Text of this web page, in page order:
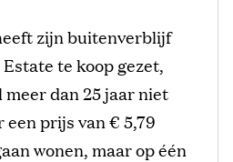
zijn buitenverblijf
te koop gezet,
dan 25 jaar niet
een prijs van € 5,79
wonen, maar op één